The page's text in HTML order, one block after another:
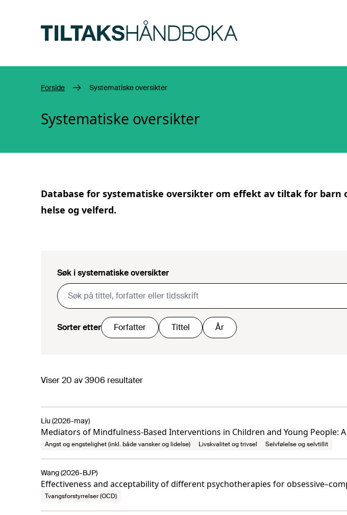
Forside Systematiske oversikter
Systematiske oversikter
Database for systematiske oversikter om effekt av tiltak for barn
helse og velferd.
Søk i systematiske oversikter
Sorter etter Forfatter Tittel År
Viser20 av3906 resultater
Mediators of Mindfulness-Based Interventions in Children and Young People:
Liu (2026-may)
Angst og engstelighet (inkl. både vansker og lidelse) Livskvalitet og trivsel Selvfølelse og selvtillit
Effectiveness and acceptability of different psychotherapies for
Wang (2026-BJP)
Tvangsforstyrrelser (OCD)